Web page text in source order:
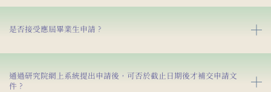
是否接受應屆畢業生申請？
通過研究院網上系統提出申請後，可否於截止日期後才補交申請文
件？